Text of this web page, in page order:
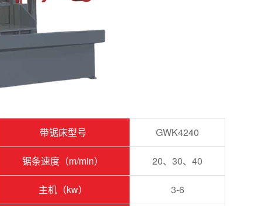
带锯床型号 GWK4240
锯条速度（m/min） 20、30、40
主机（kw） 3-6